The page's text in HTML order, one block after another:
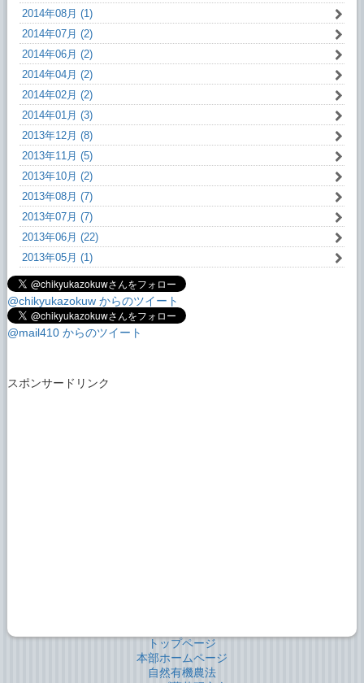
2014年08月 (1)
2014年07月 (2)
2014年06月 (2)
2014年04月 (2)
2014年02月 (2)
2014年01月 (3)
2013年12月 (8)
2013年11月 (5)
2013年10月 (2)
2013年08月 (7)
2013年07月 (7)
2013年06月 (22)
2013年05月 (1)
@chikyukazokuw からのツイート
@mail410 からのツイート
スポンサードリンク
トップページ
本部ホームページ
自然有機農法